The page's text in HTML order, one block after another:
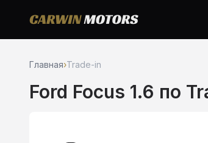
Главная›Trade-in
Ford Focus 1.6 по